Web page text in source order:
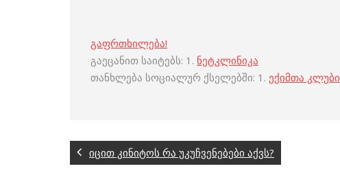
გაფრთხილება!
გაეცანით საიტებს: 1. ნეტკლინიკა
თანხლება სოციალურ ქსელებში: 1. ექიმთა კლუბი
იცით კინიტოს რა უკუჩვენებები აქვს?